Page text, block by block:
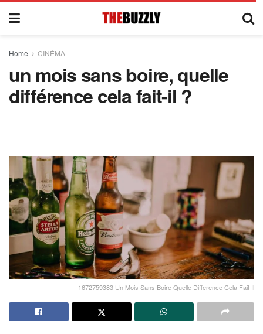
Home CINÉMA
un mois sans boire, quelle
différence cela fait-il ?
1672759383 Un Mois Sans Boire Quelle Difference Cela Fait Il